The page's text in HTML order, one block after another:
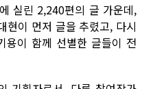
실린 2,240편의 글 가운데,
현이 먼저 글을 추렸고, 다시
용이 함께 선별한 글들이 전